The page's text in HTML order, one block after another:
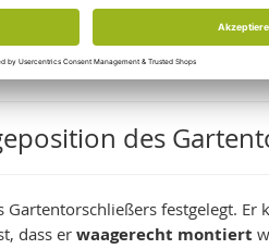
montieren
und montieren
und festziehen
des
Gartentorschließers festgelegt.
dass er waagerecht montiert